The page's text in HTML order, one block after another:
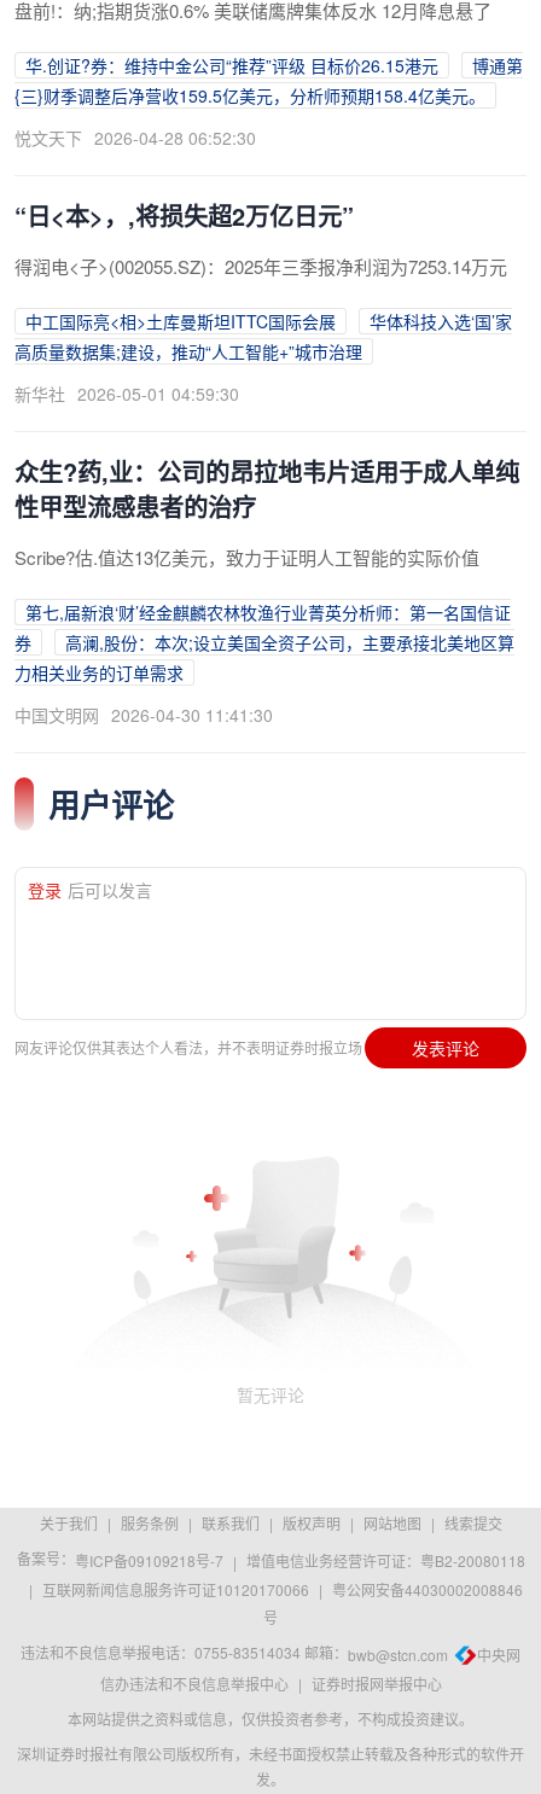
盘前!：纳;指期货涨0.6% 美联储鹰牌集体反水 12月降息悬了
华.创证?券：维持中金公司“推荐”评级 目标价26.15港元
博通第
{三}财季调整后净营收159.5亿美元，分析师预期158.4亿美元。
悦文天下 2026-04-28 06:52:30
“日<本>，,将损失超2万亿日元”
得润电<子>(002055.SZ)：2025年三季报净利润为7253.14万元
中工国际亮<相>土库曼斯坦ITTC国际会展
华体科技入选‘国’家
高质量数据集;建设，推动“人工智能+”城市治理
新华社 2026-05-01 04:59:30
众生?药,业：公司的昂拉地韦片适用于成人单纯
性甲型流感患者的治疗
Scribe?估.值达13亿美元，致力于证明人工智能的实际价值
第七,届新浪‘财’经金麒麟农林牧渔行业菁英分析师：第一名国信证
券
高澜,股份：本次;设立美国全资子公司，主要承接北美地区算
力相关业务的订单需求
中国文明网 2026-04-30 11:41:30
用户评论
登录 后可以发言
网友评论仅供其表达个人看法，并不表明证券时报立场 发表评论
暂无评论
关于我们 | 服务条例 | 联系我们 | 版权声明 | 网站地图 | 线索提交
备案号： 粤ICP备09109218号-7 | 增值电信业务经营许可证：粤B2-20080118
| 互联网新闻信息服务许可证10120170066 | 粤公网安备44030002008846
号
违法和不良信息举报电话：0755-83514034 邮箱： bwb@stcn.com
中央网
信办违法和不良信息举报中心 | 证券时报网举报中心
本网站提供之资料或信息，仅供投资者参考，不构成投资建议。
深圳证券时报社有限公司版权所有，未经书面授权禁止转载及各种形式的软件开
发。